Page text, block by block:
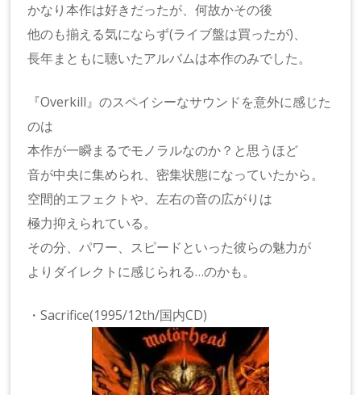
かなり本作は好きだったが、何故かその後
他のも揃える気にならず(ライブ盤は買ったが)、
長年まともに聴いたアルバムは本作のみでした。
『Overkill』のスペイシーなサウンドを意外に感じた
のは
本作が一瞬まるでモノラルなのか？と思うほど
音が中央に集められ、密集状態になっていたから。
空間的エフェクトや、左右の音の広がりは
極力抑えられている。
その分、パワー、スピードといった彼らの魅力が
よりダイレクトに感じられる…のかも。
・Sacrifice(1995/12th/国内CD)